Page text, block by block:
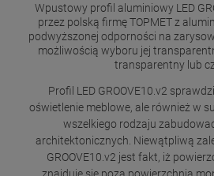
Wpustowy profil aluminiowy LED
przez polską firmę TOPMET z
podwyższonej odporności na
możliwością wyboru jej
transparentny lub
Profil LED GROOVE10.v2
oświetlenie meblowe, ale również w
wszelkiego rodzaju
architektonicznych. Niewątpliwą
GROOVE10.v2 jest fakt, iż
znajduje się poza powierzchnią